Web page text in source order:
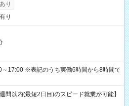
り
り
6時間から8時間で
間以内(最短2日目)のスピード就業が可能】